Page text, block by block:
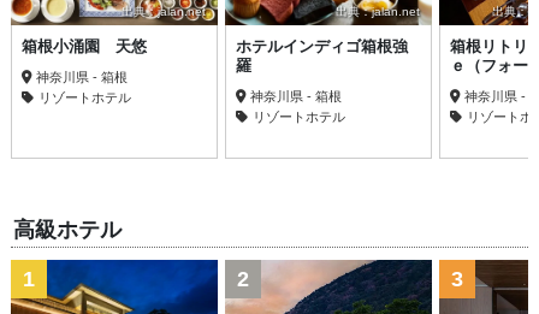
出典：jalan.net
箱根小涌園 天悠
神奈川県 - 箱根
リゾートホテル
出典：jalan.net
ホテルインディゴ箱根強
羅
神奈川県 - 箱根
リゾートホテル
出典：
箱根リトリ
ｅ（フォー
神奈川県 -
リゾートホ
高級ホテル
1 2 3